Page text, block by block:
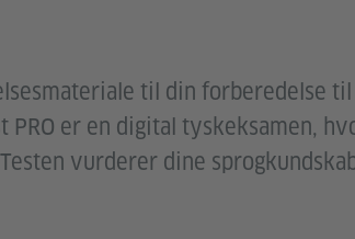
til din forberedelse til
er en digital tyskeksamen,
vurderer dine